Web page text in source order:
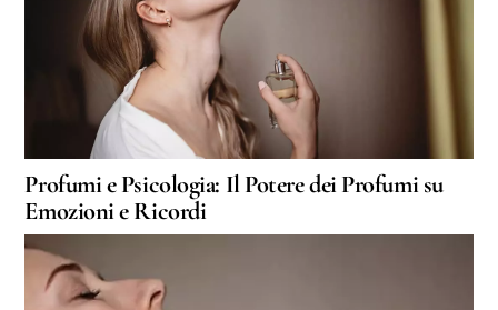
Profumi e Psicologia: Il Potere dei Profumi su
Emozioni e Ricordi